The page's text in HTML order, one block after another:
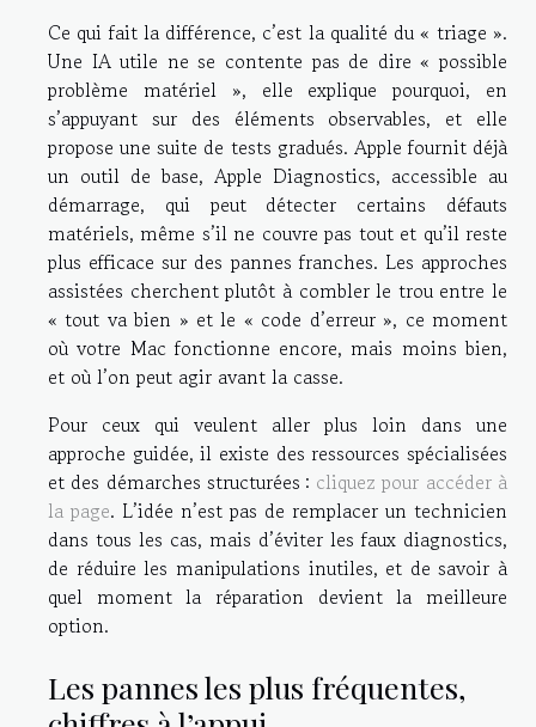
Ce qui fait la différence, c’est la qualité du « triage ».
Une IA utile ne se contente pas de dire « possible
problème matériel », elle explique pourquoi, en
s’appuyant sur des éléments observables, et elle
propose une suite de tests gradués. Apple fournit déjà
un outil de base, Apple Diagnostics, accessible au
démarrage, qui peut détecter certains défauts
matériels, même s’il ne couvre pas tout et qu’il reste
plus efficace sur des pannes franches. Les approches
assistées cherchent plutôt à combler le trou entre le
« tout va bien » et le « code d’erreur », ce moment
où votre Mac fonctionne encore, mais moins bien,
et où l’on peut agir avant la casse.
Pour ceux qui veulent aller plus loin dans une
approche guidée, il existe des ressources spécialisées
et des démarches structurées : cliquez pour accéder à
la page. L’idée n’est pas de remplacer un technicien
dans tous les cas, mais d’éviter les faux diagnostics,
de réduire les manipulations inutiles, et de savoir à
quel moment la réparation devient la meilleure
option.
Les pannes les plus fréquentes,